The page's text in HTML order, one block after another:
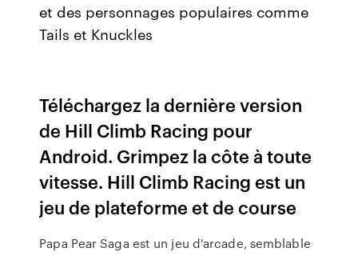
et des personnages populaires comme
Tails et Knuckles
Téléchargez la dernière version
de Hill Climb Racing pour
Android. Grimpez la côte à toute
vitesse. Hill Climb Racing est un
jeu de plateforme et de course
Papa Pear Saga est un jeu d'arcade, semblable